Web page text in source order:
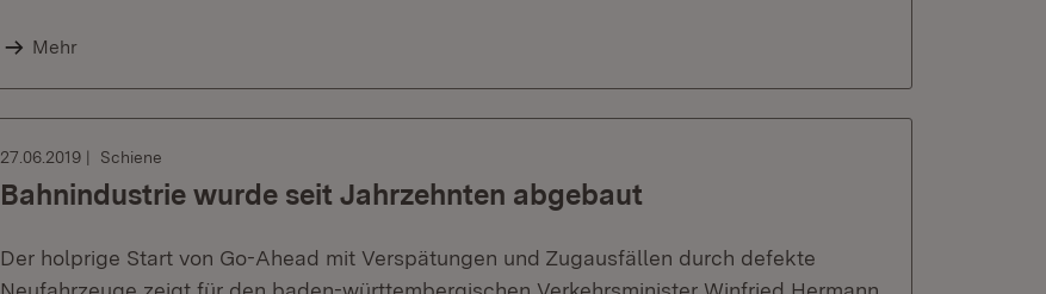
Mehr
27.06.2019 Schiene
Bahnindustrie wurde seit Jahrzehnten abgebaut
Der holprige Start von Go-Ahead mit Verspätungen und Zugausfällen durch defekte